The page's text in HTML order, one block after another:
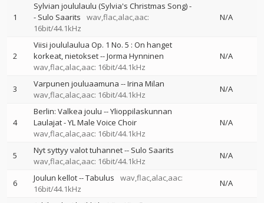
1
Sylvian joululaulu (Sylvia's Christmas Song)-
- Sulo Saarits
wav,flac,alac,aac:
16bit/44.1kHz
N/A
2
Viisi joululaulua Op. 1 No. 5 : On hanget
korkeat, nietokset--Jorma Hynninen
wav,flac,alac,aac: 16bit/44.1kHz
N/A
3 Varpunen jouluaamuna --Irina Milan
wav,flac,alac,aac: 16bit/44.1kHz
N/A
4
Berlin: Valkea joulu --Ylioppilaskunnan
Laulajat - YL Male Voice Choir
wav,flac,alac,aac: 16bit/44.1kHz
N/A
5 Nyt syttyy valot tuhannet-- Sulo Saarits
wav,flac,alac,aac: 16bit/44.1kHz
N/A
6 Joulun kellot--Tabulus
wav,flac,alac,aac:
16bit/44.1kHz
N/A